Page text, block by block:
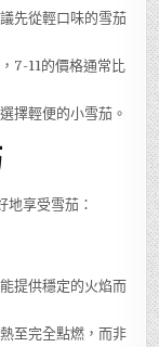
先從輕口味的雪茄
7-11的價格通常比
擇輕便的小雪茄。
地享受雪茄：
提供穩定的火焰而
至完全點燃，而非